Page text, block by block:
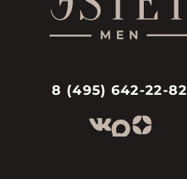
8 (495) 642-22-82